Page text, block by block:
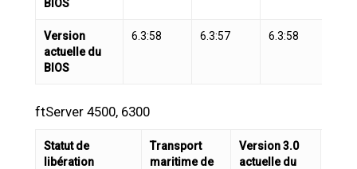
BIOS
Version
actuelle du
BIOS
6.3:58 6.3:57 6.3:58
ftServer 4500, 6300
Statut de
libération
Transport
maritime de
Version 3.0
actuelle du